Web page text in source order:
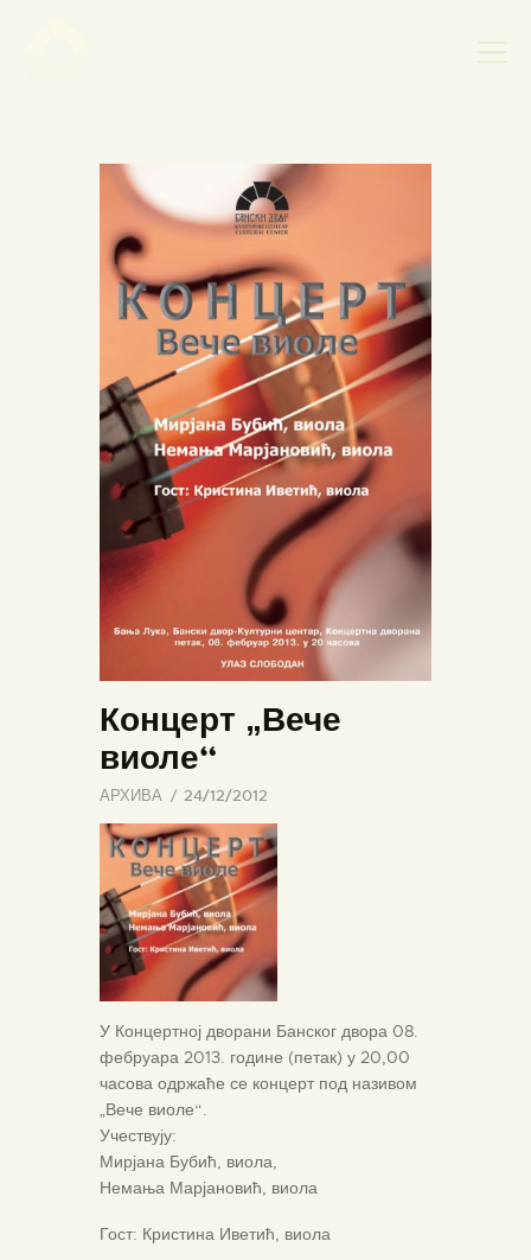
НАСЛОВНА
НОВОСТИ
НАЈАВА ДОГАЂАЈА
БАНСКИ ДВОР
ФОТОГРАФИЈЕ
ВИДЕО
КОНТАКТ
Концерт „Вече
виоле“
АРХИВА 24/12/2012
У Концертној дворани Банског двора 08.
фебруара 2013. године (петак) у 20,00
часова одржаће се концерт под називом
„Вече виоле“.
Учествују:
Мирјана Бубић, виола,
Немања Марјановић, виола
Гост: Кристина Иветић, виола